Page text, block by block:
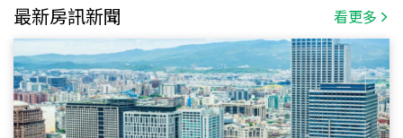
最新房訊新聞 看更多